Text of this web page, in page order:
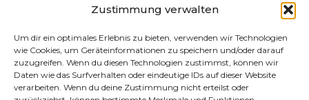
Zustimmung verwalten
Um dir ein optimales Erlebnis zu bieten, verwenden wir Technologien
wie Cookies, um Geräteinformationen zu speichern und/oder darauf
zuzugreifen. Wenn du diesen Technologien zustimmst, können wir
Daten wie das Surfverhalten oder eindeutige IDs auf dieser Website
verarbeiten. Wenn du deine Zustimmung nicht erteilst oder
PM PROMEDIA LTD IT-SECURITY